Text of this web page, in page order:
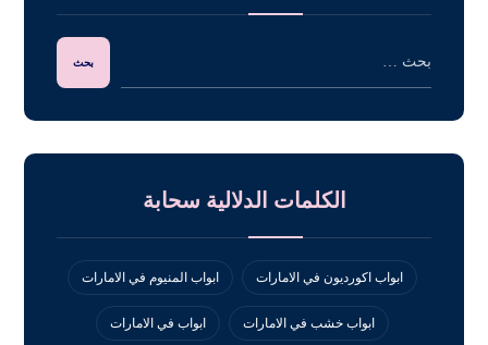
الكلمات الدلالية سحابة
ابواب اكورديون في الامارات ابواب المنيوم في الامارات
ابواب خشب في الامارات ابواب في الامارات